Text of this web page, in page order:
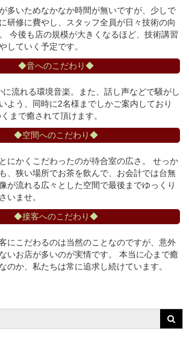
多いためなかなか時間が無いですが、少しで
研修に費やし、スタッフ全員が日々技術の向
今後も店の規模が大きくなるほど、技術講習
していく予定です。
◆音へのこだわり◆
流れる環境音楽。また、話し声などで騒がし
よう、同時に2名様までしかご案内しており
まで癒されて頂けます。
◆空間へのこだわり◆
にかくこだわったのが待合室の広さ。 せっか
、狭い場所でお茶を飲んで、お会計では台無
が流れる広々とした空間で最後までゆっくり
いませ。
◆接客へのこだわり◆
にこだわるのは当然のことなのですが、意外
いお店が多いのが実情です。 本当に心まで癒
のか、私たちは常に追求し続けています。